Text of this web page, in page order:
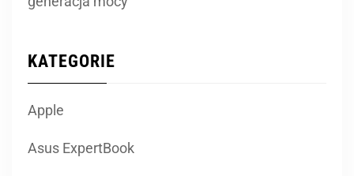
KATEGORIE
Apple
Asus ExpertBook